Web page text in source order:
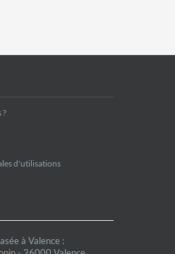
?
d'utilisations
à Valence :